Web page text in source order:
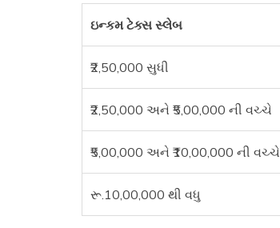
ઇન્કમ ટેક્સ સ્લેબ
₹2,50,000 સુધી
₹2,50,000 અને ₹5,00,000 ની વચ્ચે
₹5,00,000 અને ₹10,00,000 ની વચ્ચે
રૂ.10,00,000 થી વધુ